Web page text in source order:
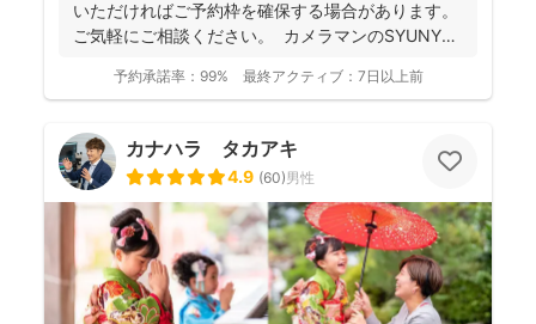
いただければご予約枠を確保する場合があります。
ご気軽にご相談ください。 カメラマンのSYUNYA
予約承諾率： 99% 最終アクティブ： 7日以上前
カナハラ タカアキ
4.9 (60)男性